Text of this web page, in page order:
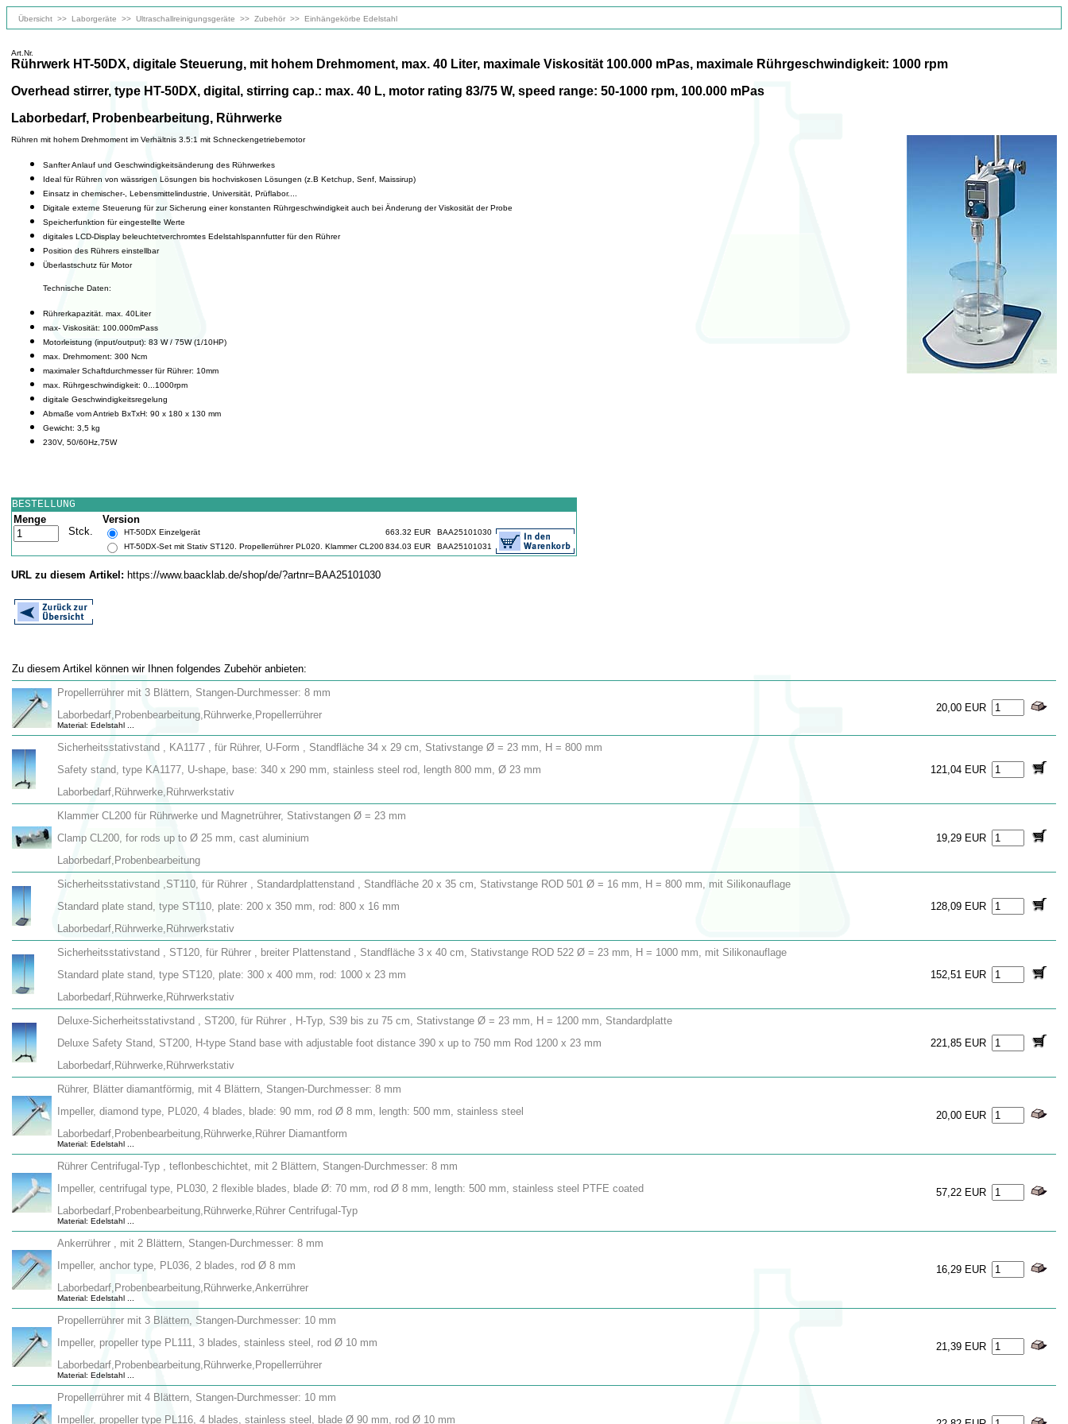
Übersicht >> Laborgeräte >> Ultraschallreinigungsgeräte >> Zubehör >> Einhängekörbe Edelstahl
Art.Nr.
Rührwerk HT-50DX, digitale Steuerung, mit hohem Drehmoment, max. 40 Liter, maximale Viskosität 100.000 mPas, maximale Rührgeschwindigkeit: 1000 rpm
Overhead stirrer, type HT-50DX, digital, stirring cap.: max. 40 L, motor rating 83/75 W, speed range: 50-1000 rpm, 100.000 mPas
Laborbedarf, Probenbearbeitung, Rührwerke
Rühren mit hohem Drehmoment im Verhältnis 3.5:1 mit Schneckengetriebemotor
Sanfter Anlauf und Geschwindigkeitsänderung des Rührwerkes
Ideal für Rühren von wässrigen Lösungen bis hochviskosen Lösungen (z.B Ketchup, Senf, Maissirup)
Einsatz in chemischer-, Lebensmittelindustrie, Universität, Prüflabor....
Digitale externe Steuerung für zur Sicherung einer konstanten Rührgeschwindigkeit auch bei Änderung der Viskosität der Probe
Speicherfunktion für eingestellte Werte
digitales LCD-Display beleuchtetverchromtes Edelstahlspannfutter für den Rührer
Position des Rührers einstellbar
Überlastschutz für Motor
Technische Daten:
Rührerkapazität. max. 40Liter
max- Viskosität: 100.000mPass
Motorleistung (input/output): 83 W / 75W (1/10HP)
max. Drehmoment: 300 Ncm
maximaler Schaftdurchmesser für Rührer: 10mm
max. Rührgeschwindigkeit: 0...1000rpm
digitale Geschwindigkeitsregelung
Abmaße vom Antrieb BxTxH: 90 x 180 x 130 mm
Gewicht: 3,5 kg
230V, 50/60Hz,75W
BESTELLUNG
Menge
Stck.
Version
HT-50DX Einzelgerät 663.32 EUR
BAA25101030
HT-50DX-Set mit Stativ ST120. Propellerrührer PL020. Klammer CL200834.03 EUR BAA25101031
URL zu diesem Artikel: https://www.baacklab.de/shop/de/?artnr=BAA25101030
Zu diesem Artikel können wir Ihnen folgendes Zubehör anbieten:
Propellerrührer mit 3 Blättern, Stangen-Durchmesser: 8 mm
Laborbedarf,Probenbearbeitung,Rührwerke,Propellerrührer
Material: Edelstahl ...
20,00 EUR
Sicherheitsstativstand , KA1177 , für Rührer, U-Form , Standfläche 34 x 29 cm, Stativstange Ø = 23 mm, H = 800 mm
Safety stand, type KA1177, U-shape, base: 340 x 290 mm, stainless steel rod, length 800 mm, Ø 23 mm
Laborbedarf,Rührwerke,Rührwerkstativ
121,04 EUR
Klammer CL200 für Rührwerke und Magnetrührer, Stativstangen Ø = 23 mm
Clamp CL200, for rods up to Ø 25 mm, cast aluminium
Laborbedarf,Probenbearbeitung
19,29 EUR
Sicherheitsstativstand ,ST110, für Rührer , Standardplattenstand , Standfläche 20 x 35 cm, Stativstange ROD 501 Ø = 16 mm, H = 800 mm, mit Silikonauflage
Standard plate stand, type ST110, plate: 200 x 350 mm, rod: 800 x 16 mm
Laborbedarf,Rührwerke,Rührwerkstativ
128,09 EUR
Sicherheitsstativstand , ST120, für Rührer , breiter Plattenstand , Standfläche 3 x 40 cm, Stativstange ROD 522 Ø = 23 mm, H = 1000 mm, mit Silikonauflage
Standard plate stand, type ST120, plate: 300 x 400 mm, rod: 1000 x 23 mm
Laborbedarf,Rührwerke,Rührwerkstativ
152,51 EUR
Deluxe-Sicherheitsstativstand , ST200, für Rührer , H-Typ, S39 bis zu 75 cm, Stativstange Ø = 23 mm, H = 1200 mm, Standardplatte
Deluxe Safety Stand, ST200, H-type Stand base with adjustable foot distance 390 x up to 750 mm Rod 1200 x 23 mm
Laborbedarf,Rührwerke,Rührwerkstativ
221,85 EUR
Rührer, Blätter diamantförmig, mit 4 Blättern, Stangen-Durchmesser: 8 mm
Impeller, diamond type, PL020, 4 blades, blade: 90 mm, rod Ø 8 mm, length: 500 mm, stainless steel
Laborbedarf,Probenbearbeitung,Rührwerke,Rührer Diamantform
Material: Edelstahl ...
20,00 EUR
Rührer Centrifugal-Typ , teflonbeschichtet, mit 2 Blättern, Stangen-Durchmesser: 8 mm
Impeller, centrifugal type, PL030, 2 flexible blades, blade Ø: 70 mm, rod Ø 8 mm, length: 500 mm, stainless steel PTFE coated
Laborbedarf,Probenbearbeitung,Rührwerke,Rührer Centrifugal-Typ
Material: Edelstahl ...
57,22 EUR
Ankerrührer , mit 2 Blättern, Stangen-Durchmesser: 8 mm
Impeller, anchor type, PL036, 2 blades, rod Ø 8 mm
Laborbedarf,Probenbearbeitung,Rührwerke,Ankerrührer
Material: Edelstahl ...
16,29 EUR
Propellerrührer mit 3 Blättern, Stangen-Durchmesser: 10 mm
Impeller, propeller type PL111, 3 blades, stainless steel, rod Ø 10 mm
Laborbedarf,Probenbearbeitung,Rührwerke,Propellerrührer
Material: Edelstahl ...
21,39 EUR
Propellerrührer mit 4 Blättern, Stangen-Durchmesser: 10 mm
Impeller, propeller type PL116, 4 blades, stainless steel, blade Ø 90 mm, rod Ø 10 mm